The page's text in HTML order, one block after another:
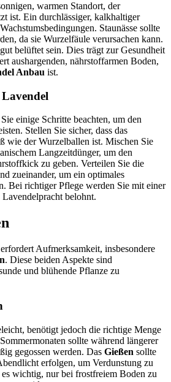
warmen Standort, der
ist. Ein durchlässiger, kalkhaltiger
Staunässe sollte
da sie Wurzelfäule verursachen kann.
belüftet sein. Dies trägt zur Gesundheit
aushargenden, nährstoffarmen Boden,
Anbau ist.
einige Schritte beachten, um den
Stellen Sie sicher, dass das
wie der Wurzelballen ist. Mischen Sie
Langzeitdünger, um den
zu geben. Verteilen Sie die
zueinander, um ein optimales
Bei richtiger Pflege werden Sie mit einer
belohnt.
Aufmerksamkeit, insbesondere
. Diese beiden Aspekte sind
und blühende Pflanze zu
benötigt jedoch die richtige Menge
sollte während längerer
gegossen werden. Das Gießen sollte
erfolgen, um Verdunstung zu
wichtig, nur bei frostfreiem Boden zu